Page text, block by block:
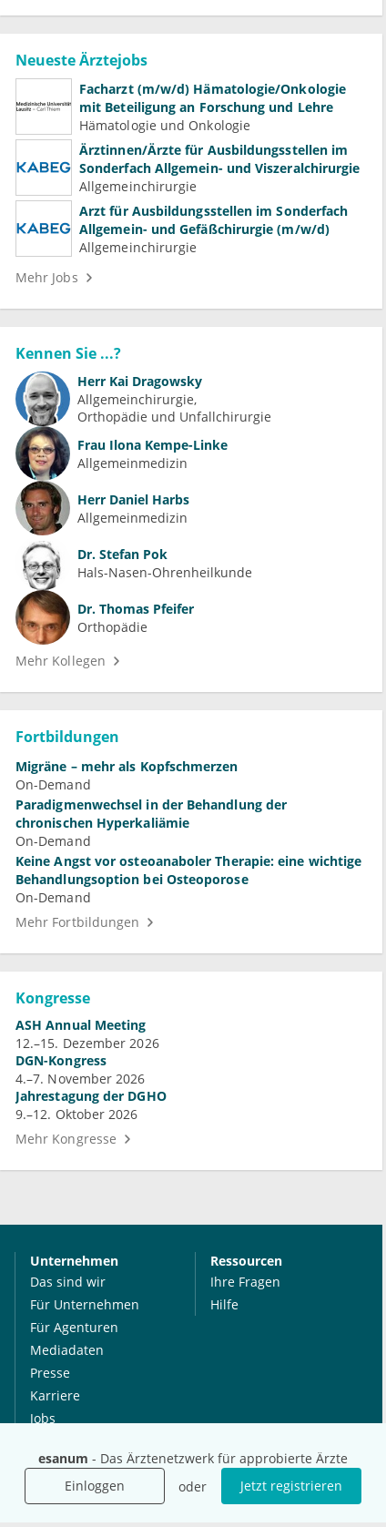
esanum - Das Ärztenetzwerk für approbierte Ärzte
Einloggen
oder Jetzt registrieren
Neueste Ärztejobs
Facharzt (m/w/d) Hämatologie/Onkologie
mit Beteiligung an Forschung und Lehre
Hämatologie und Onkologie
Ärztinnen/Ärzte für Ausbildungsstellen im
Sonderfach Allgemein- und Viszeralchirurgie
Allgemeinchirurgie
Arzt für Ausbildungsstellen im Sonderfach
Allgemein- und Gefäßchirurgie (m/w/d)
Allgemeinchirurgie
Mehr Jobs
Kennen Sie ...?
Herr Kai Dragowsky
Allgemeinchirurgie
Orthopädie und Unfallchirurgie
Frau Ilona Kempe-Linke
Allgemeinmedizin
Herr Daniel Harbs
Allgemeinmedizin
Dr. Stefan Pok
Hals-Nasen-Ohrenheilkunde
Dr. Thomas Pfeifer
Orthopädie
Mehr Kollegen
Fortbildungen
Migräne – mehr als Kopfschmerzen
On-Demand
Paradigmenwechsel in der Behandlung der
chronischen Hyperkaliämie
On-Demand
Keine Angst vor osteoanaboler Therapie: eine wichtige
Behandlungsoption bei Osteoporose
On-Demand
Mehr Fortbildungen
Kongresse
ASH Annual Meeting
12.–15. Dezember 2026
DGN-Kongress
4.–7. November 2026
Jahrestagung der DGHO
9.–12. Oktober 2026
Mehr Kongresse
Unternehmen
Das sind wir
Für Unternehmen
Für Agenturen
Mediadaten
Presse
Karriere
Jobs
Ressourcen
Ihre Fragen
Hilfe
International
esanum.it
Social Media
Youtube